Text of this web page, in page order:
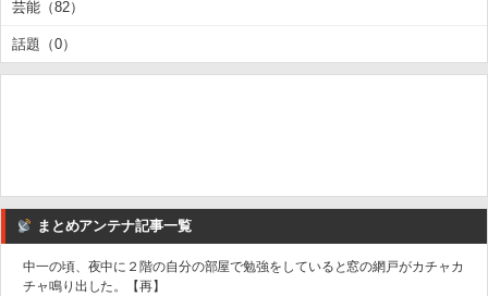
芸能（82）
話題（0）
まとめアンテナ記事一覧
中一の頃、夜中に２階の自分の部屋で勉強をしていると窓の網戸がカチャカ
チャ鳴り出した。【再】